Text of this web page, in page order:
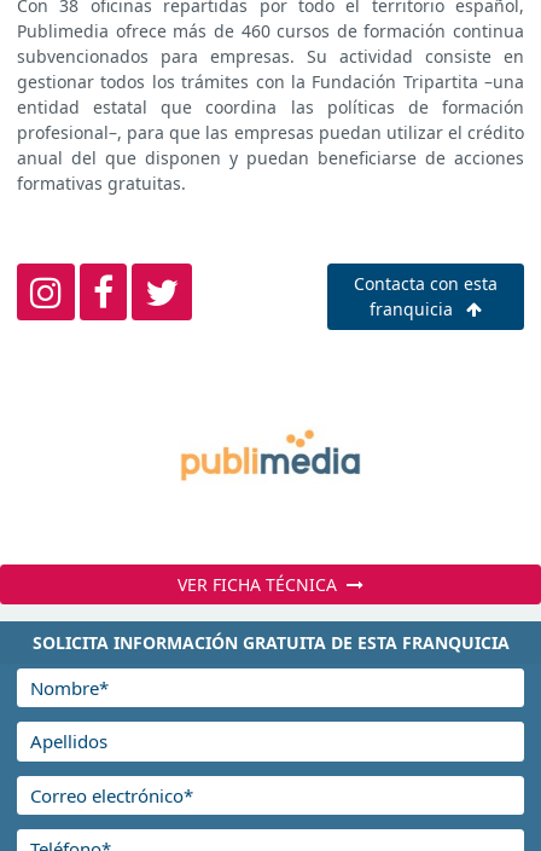
Con 38 oficinas repartidas por todo el territorio español,
Publimedia ofrece más de 460 cursos de formación continua
subvencionados para empresas. Su actividad consiste en
gestionar todos los trámites con la Fundación Tripartita –una
entidad estatal que coordina las políticas de formación
profesional–, para que las empresas puedan utilizar el crédito
anual del que disponen y puedan beneficiarse de acciones
formativas gratuitas.
Contacta con esta
franquicia
VER FICHA TÉCNICA
SOLICITA INFORMACIÓN GRATUITA DE ESTA FRANQUICIA